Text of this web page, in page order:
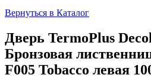
Вернуться в Каталог
Дверь TermoPlus
Бронзовая
F005 Tobacco левая